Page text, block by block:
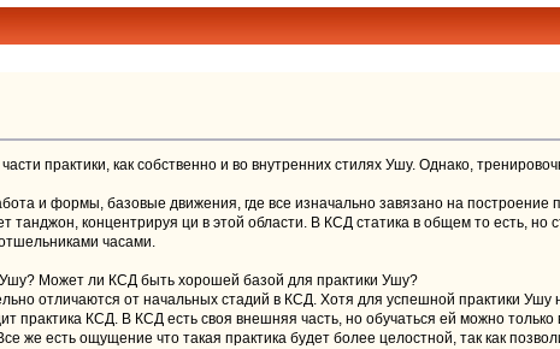
практики, как собственно и во внутренних стилях Ушу. Однако,
и формы, базовые движения, где все изначально завязано на построение
танджон, концентрируя ци в этой области. В КСД статика в общем то есть, но
часами.
Может ли КСД быть хорошей базой для практики Ушу?
отличаются от начальных стадий в КСД. Хотя для успешной практики Ушу
практика КСД. В КСД есть своя внешняя часть, но обучаться ей можно
же есть ощущение что такая практика будет более целостной, так как